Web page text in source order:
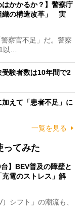
はかかるか？】警察庁
織の構造改革」 実
察官不足」だ。警察
以…
受験者数は10年間で2
加えて「患者不足」に
一覧を見る
ってみた
】BEV普及の障壁と
電のストレス」解
シフト」の潮流も、